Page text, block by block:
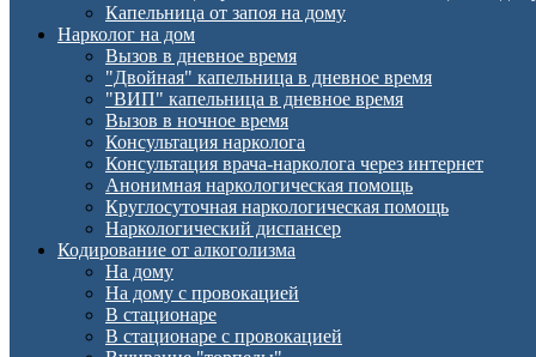
Капельница от запоя на дому
Нарколог на дом
Вызов в дневное время
"Двойная" капельница в дневное время
"ВИП" капельница в дневное время
Вызов в ночное время
Консультация нарколога
Консультация врача-нарколога через интернет
Анонимная наркологическая помощь
Круглосуточная наркологическая помощь
Наркологический диспансер
Кодирование от алкоголизма
На дому
На дому с провокацией
В стационаре
В стационаре с провокацией